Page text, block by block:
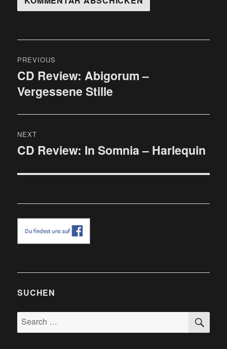
PREVIOUS
Previous
post:
CD Review: Abigorum –
Vergessene Stille
NEXT
Next
CD Review: In Somnia – Harlequin
SUCHEN
Search
for: